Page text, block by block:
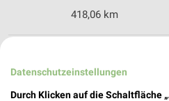
418,06 km
Premio Reifen +
Eichenstr. 68
Datenschutzeinstellungen
Durch Klicken auf die Schaltfläche